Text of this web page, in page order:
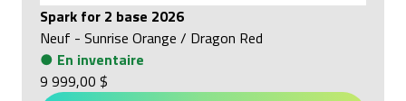
Spark for 2 base 2026
Neuf - Sunrise Orange / Dragon Red
● En inventaire
9 999,00 $